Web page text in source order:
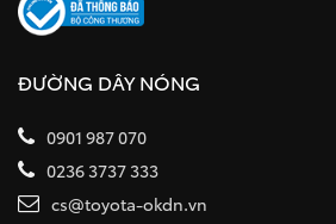
ĐƯỜNG DÂY NÓNG
0901 987 070
0236 3737 333
cs@toyota-okdn.vn